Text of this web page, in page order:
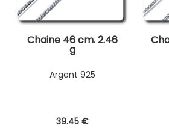
Chaine 46 cm. 2.46
g
Argent 925
39.45 €